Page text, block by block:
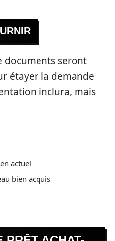
documents seront
étayer la demande
inclura, mais
actuel
bien acquis